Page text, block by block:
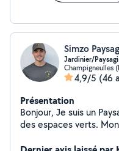
Simzo
Jardinier/
Champigneulles
4,9/5 (46
Présentation
Bonjour, Je suis un Paysagiste spécialisé dans l'entretien
des espaces verts.